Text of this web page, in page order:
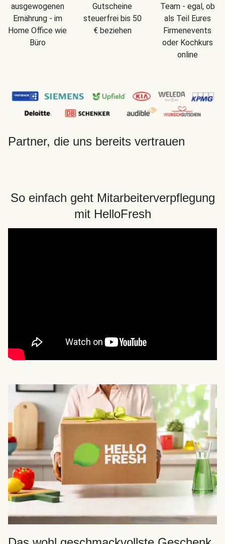
ausgewogenen
Ernährung - im
Home Office wie
Büro
Gutscheine
steuerfrei bis 50
€ beziehen
Team - egal, ob
als Teil Eures
Firmenevents
oder Kochkurs
online
Partner, die uns bereits vertrauen
So einfach geht Mitarbeiterverpflegung
mit HelloFresh